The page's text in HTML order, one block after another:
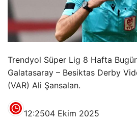
Trendyol Süper Lig 8 Hafta
Galatasaray – Besiktas Derby
(VAR) Ali Şansalan.
12:2504 Ekim 2025